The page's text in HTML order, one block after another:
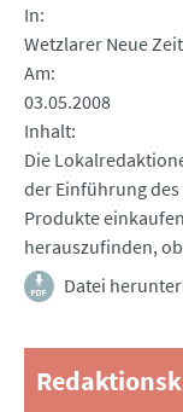
In
Wetzlarer Neue
Am
03.05.2008
Inhalt
Die
der Einführung des Euro 2001
Produkte
herauszufinden,
Datei